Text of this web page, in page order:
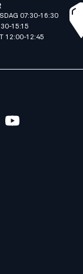
07:30-16:30
15:15
12:00-12:45